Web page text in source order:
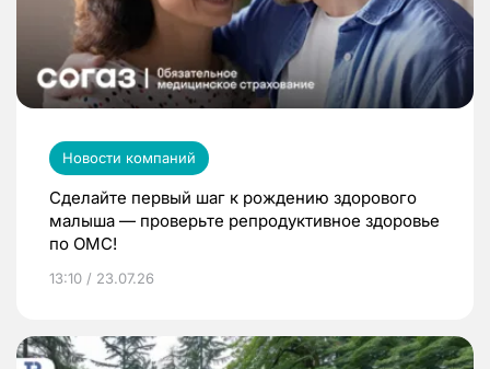
Новости компаний
Сделайте первый шаг к рождению здорового
малыша — проверьте репродуктивное здоровье
по ОМС!
13:10 / 23.07.26